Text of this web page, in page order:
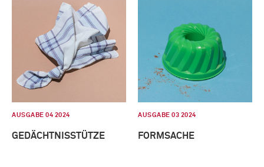
AUSGABE 04 2024
GEDÄCHTNISSTÜTZE
AUSGABE 03 2024
FORMSACHE